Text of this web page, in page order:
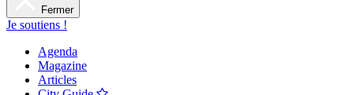
Fermer
Je soutiens !
Agenda
Magazine
Articles